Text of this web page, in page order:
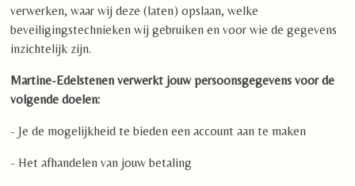
verwerken, waar wij deze (laten) opslaan, welke
beveiligingstechnieken wij gebruiken en voor wie de gegevens
inzichtelijk zijn.
Martine-Edelstenen verwerkt jouw persoonsgegevens voor de
volgende doelen:
- Je de mogelijkheid te bieden een account aan te maken
- Het afhandelen van jouw betaling